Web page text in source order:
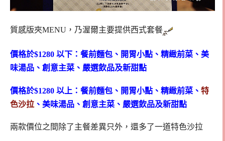
質感版夾MENU，乃渥爾主要提供西式套餐
價格於$1280 以下：餐前麵包、開胃小點、精緻前菜、美
味湯品、創意主菜、嚴選飲品及新甜點
價格於$1280 以上：餐前麵包、開胃小點、精緻前菜、 特
色沙拉 、美味湯品、創意主菜、嚴選飲品及新甜點
兩款價位之間除了主餐差異只外，還多了一道特色沙拉